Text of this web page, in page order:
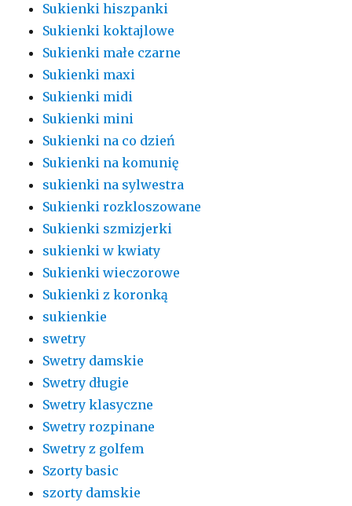
Sukienki hiszpanki
Sukienki koktajlowe
Sukienki małe czarne
Sukienki maxi
Sukienki midi
Sukienki mini
Sukienki na co dzień
Sukienki na komunię
sukienki na sylwestra
Sukienki rozkloszowane
Sukienki szmizjerki
sukienki w kwiaty
Sukienki wieczorowe
Sukienki z koronką
sukienkie
swetry
Swetry damskie
Swetry długie
Swetry klasyczne
Swetry rozpinane
Swetry z golfem
Szorty basic
szorty damskie